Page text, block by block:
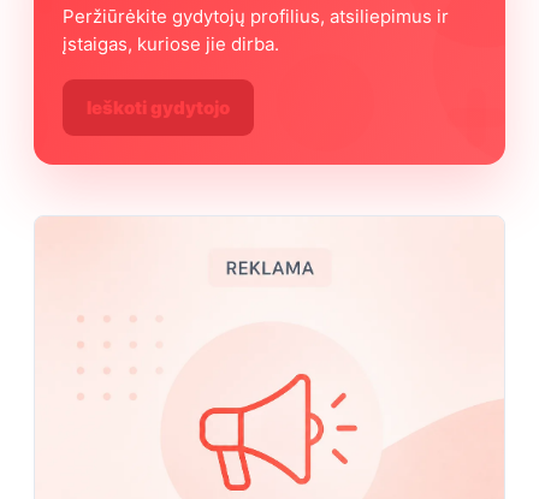
Peržiūrėkite gydytojų profilius, atsiliepimus ir
įstaigas, kuriose jie dirba.
Ieškoti gydytojo